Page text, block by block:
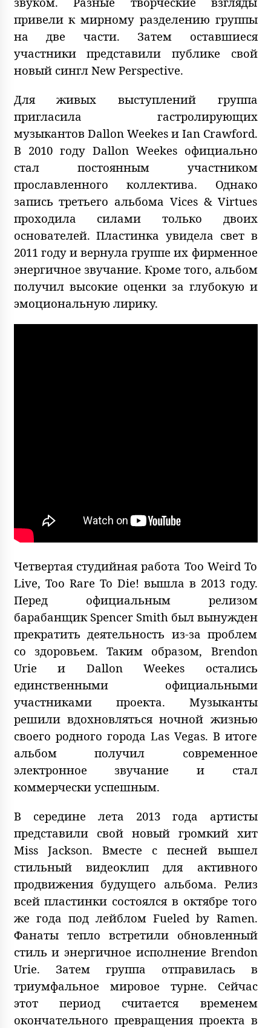
привели к мирному разделению группы
на две части. Затем оставшиеся
участники представили публике свой
новый сингл New Perspective.
Для живых выступлений группа
пригласила гастролирующих
музыкантов Dallon Weekes и Ian Crawford.
В 2010 году Dallon Weekes официально
стал постоянным участником
прославленного коллектива. Однако
запись третьего альбома Vices & Virtues
проходила силами только двоих
основателей. Пластинка увидела свет в
2011 году и вернула группе их фирменное
энергичное звучание. Кроме того, альбом
получил высокие оценки за глубокую и
эмоциональную лирику.
Четвертая студийная работа Too Weird To
Live, Too Rare To Die! вышла в 2013 году.
Перед официальным релизом
барабанщик Spencer Smith был вынужден
прекратить деятельность из-за проблем
со здоровьем. Таким образом, Brendon
Urie и Dallon Weekes остались
единственными официальными
участниками проекта. Музыканты
решили вдохновляться ночной жизнью
своего родного города Las Vegas. В итоге
альбом получил современное
электронное звучание и стал
коммерчески успешным.
В середине лета 2013 года артисты
представили свой новый громкий хит
Miss Jackson. Вместе с песней вышел
стильный видеоклип для активного
продвижения будущего альбома. Релиз
всей пластинки состоялся в октябре того
же года под лейблом Fueled by Ramen.
Фанаты тепло встретили обновленный
стиль и энергичное исполнение Brendon
Urie. Затем группа отправилась в
триумфальное мировое турне. Сейчас
этот период считается временем
окончательного превращения проекта в